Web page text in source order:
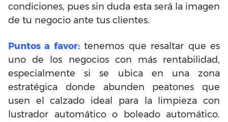
condiciones, pues sin duda esta será la imagen
de tu negocio ante tus clientes.
Puntos a favor:tenemos que resaltar que es
uno de los negocios con más rentabilidad,
especialmente si se ubica en una zona
estratégica donde abunden peatones que
usen el calzado ideal para la limpieza con
lustrador automático o boleado automático.